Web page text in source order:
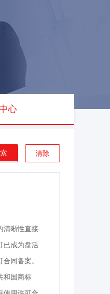
心
清除
清晰性直接
已成为盘活
同备案。
和国商标